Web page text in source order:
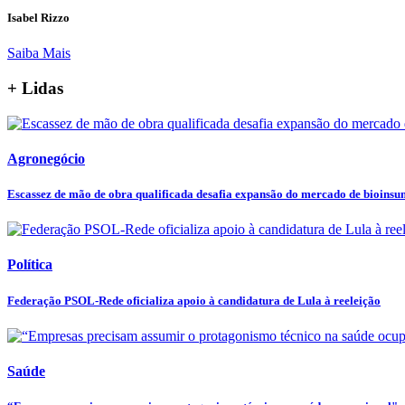
Isabel Rizzo
Saiba Mais
+ Lidas
Agronegócio
Escassez de mão de obra qualificada desafia expansão do mercado de
Política
Federação PSOL-Rede oficializa apoio à candidatura de Lula à reeleição
Saúde